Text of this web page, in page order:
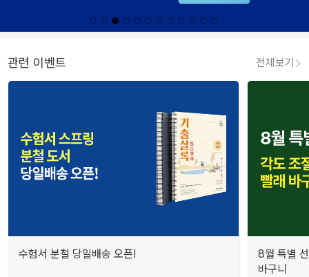
관련 이벤트 전체보기
수험서 분철 당일배송 오픈!
8월 특별
바구니